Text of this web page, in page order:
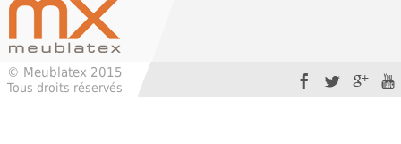
© Meublatex 2015
Tous droits réservés